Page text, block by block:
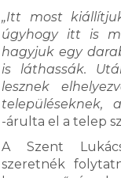
„Itt most
úgyhogy itt is
hagyjuk egy
is láthassák.
lesznek
településeknek,
-árulta el a telep
A Szent
szeretnék